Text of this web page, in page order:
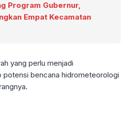
Program Gubernur,
Empat Kecamatan
yang perlu menjadi
potensi bencana hidrometeorologi